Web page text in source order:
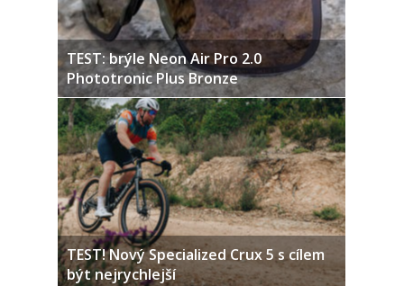
TEST: brýle Neon Air Pro 2.0
Phototronic Plus Bronze
TEST! Nový Specialized Crux 5 s cílem
být nejrychlejší